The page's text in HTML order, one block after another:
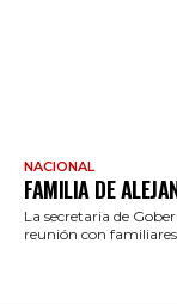
NACIONAL
FAMILIA DE
La secretaria de
reunión con